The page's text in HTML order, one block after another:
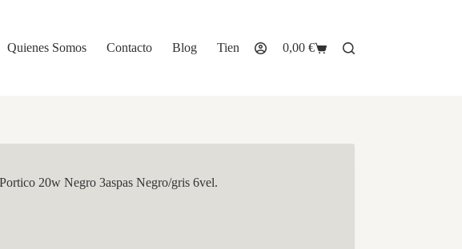
Quienes Somos Contacto Blog Tienda
Carro
0,00 €
20w Negro 3aspas Negro/gris 6vel.